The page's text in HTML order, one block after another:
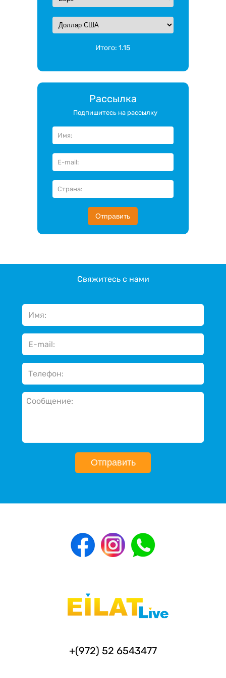
Итого:1.15
Рассылка
Подпишитесь на рассылку
Отправить
Свяжитесь с нами
Отправить
+(972) 52 6543477